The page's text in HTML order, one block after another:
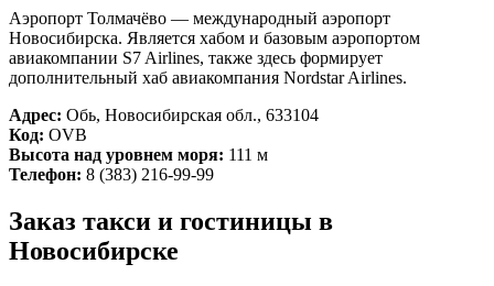
Аэропорт Толмачёво — международный аэропорт
Новосибирска. Является хабом и базовым аэропортом
авиакомпании S7 Airlines, также здесь формирует
дополнительный хаб авиакомпания Nordstar Airlines.
Адрес: Обь, Новосибирская обл., 633104
Код: OVB
Высота над уровнем моря: 111 м
Телефон: 8 (383) 216-99-99
Заказ такси и гостиницы в
Новосибирске